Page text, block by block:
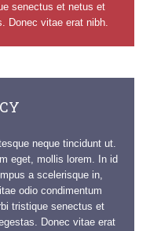
senectus et netus et
Donec vitae erat nibh.
neque tincidunt ut.
eget, mollis lorem. In id
a scelerisque in,
odio condimentum
tristique senectus et
Donec vitae erat